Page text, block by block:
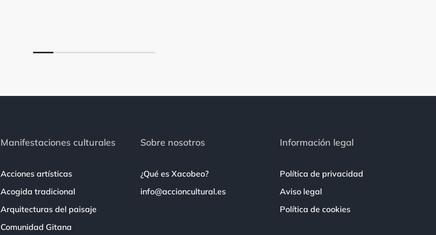
Manifestaciones culturales
Acciones artísticas
Acogida tradicional
Arquitecturas del paisaje
Comunidad Gitana
Sobre nosotros
¿Qué es Xacobeo?
info@accioncultural.es
Información legal
Política de privacidad
Aviso legal
Política de cookies